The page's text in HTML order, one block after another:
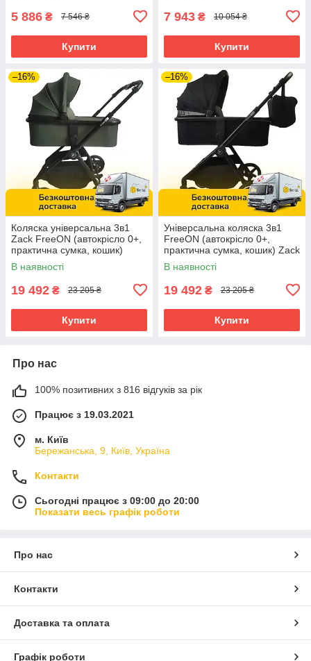
5 886 ₴ 7 546 ₴
Купити
7 943 ₴ 10 054 ₴
Купити
–16%
Коляска універсальна 3в1
Zack FreeON (автокрісло 0+,
практична сумка, кошик)
81972 Оливкова
В наявності
19 492 ₴ 23 205 ₴
Купити
–16%
Універсальна коляска 3в1
FreeON (автокрісло 0+,
практична сумка, кошик) Zack
Black 80685 Чорна
В наявності
19 492 ₴ 23 205 ₴
Купити
Про нас
100% позитивних з 816 відгуків за рік
Працює з 19.03.2021
м. Київ
Бережанська, 9, Київ, Україна
Контакти
Сьогодні працює з 09:00 до 20:00
Показати весь графік роботи
Про нас
Контакти
Доставка та оплата
Графік роботи